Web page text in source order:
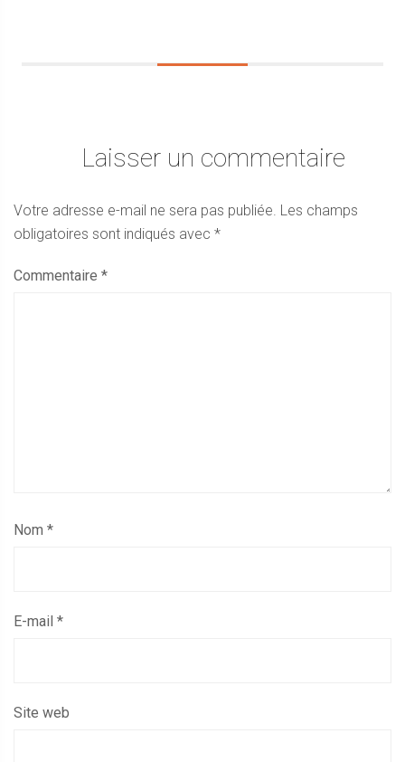
Laisser un commentaire
Votre adresse e-mail ne sera pas publiée. Les champs
obligatoires sont indiqués avec *
Commentaire *
Nom *
E-mail *
Site web